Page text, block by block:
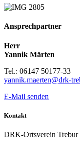
Ansprechpartner
Herr
Yannik Märten
Tel.: 06147 50177-33
yannik.maerten@drk-
E-Mail senden
Kontakt
DRK-Ortsverein Trebur